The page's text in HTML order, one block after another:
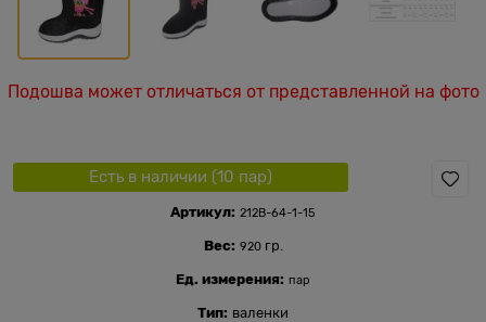
Подошва может отличаться от представленной на фото
Есть в наличии (10 пар)
Артикул: 212В-64-1-15
Вес: 920гр.
Ед. измерения: пар
Тип: валенки